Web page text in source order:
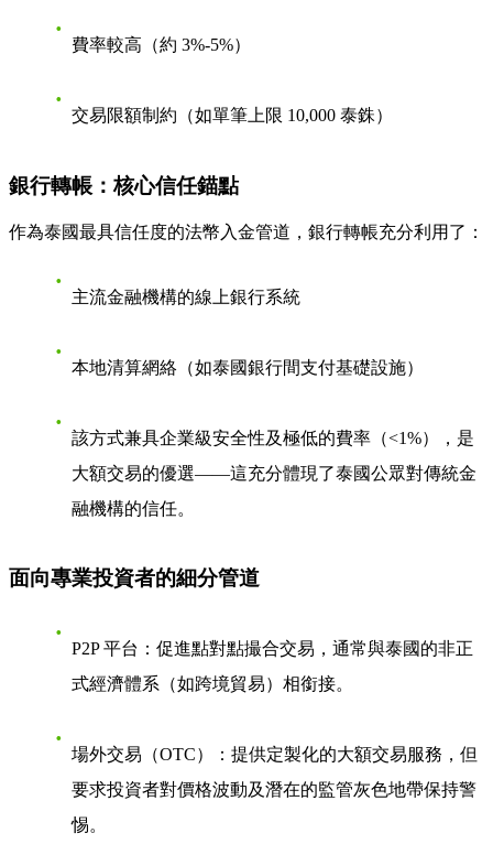
費率較高（約 3%-5%）
交易限額制約（如單筆上限 10,000 泰銖）
銀行轉帳：核心信任錨點
作為泰國最具信任度的法幣入金管道，銀行轉帳充分利用了：
主流金融機構的線上銀行系統
本地清算網絡（如泰國銀行間支付基礎設施）
該方式兼具企業級安全性及極低的費率（<1%），是
大額交易的優選——這充分體現了泰國公眾對傳統金
融機構的信任。
面向專業投資者的細分管道
P2P 平台 ：促進點對點撮合交易，通常與泰國的非正
式經濟體系（如跨境貿易）相銜接。
場外交易（OTC）
：提供定製化的大額交易服務，但
要求投資者對價格波動及潛在的監管灰色地帶保持警
惕。